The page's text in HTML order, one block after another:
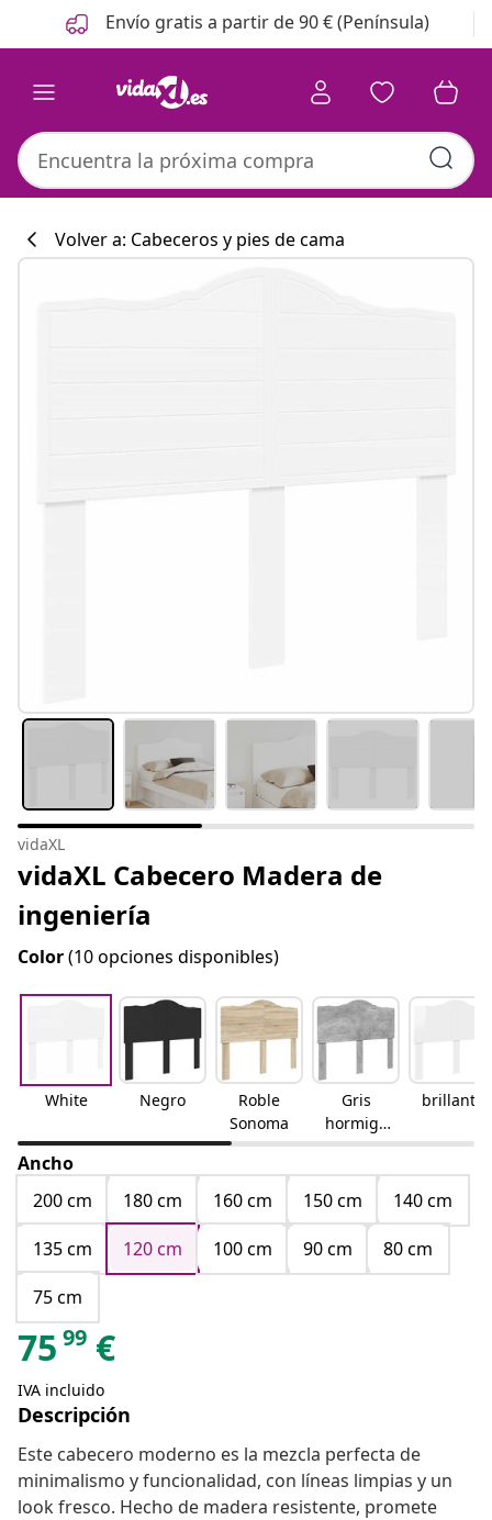
Anterior
Siguiente Envío gratis a partir de 90 € (Península)
Volver a: Cabeceros y pies de cama
vidaXL
vidaXL Cabecero Madera de
ingeniería
Color(10 opciones disponibles)
White Negro
Roble
Sonoma
Gris
hormigó
n
brillante
Ancho
200 cm
180 cm 160 cm 150 cm
140 cm
135 cm
120 cm 100 cm 90 cm
80 cm
75 cm
75 99 €
IVA incluido
Descripción
Este cabecero moderno es la mezcla perfecta de
minimalismo y funcionalidad, con líneas limpias y un
look fresco. Hecho de madera resistente, promete